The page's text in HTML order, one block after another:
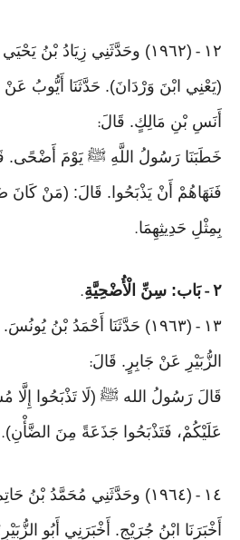
١٢ -
(١٩٦٢) وحَدَّثَنِي زِيَادُ بْنُ
(يَعْنِي ابْنَ وَرْدَانَ). حَدَّثَنَا أَيُّوبُ
أَنَسِ بْنِ مَالِكٍ. قَالَ:
خَطَبَنَا رَسُولُ اللَّهِ ﷺ يَوْمَ أَضْحًى.
فَنَهَاهُمْ أَنْ يَذْبَحُوا. قَالَ: (مَنْ كَانَ
بِمِثْلِ حَدِيثِهِمَا.
٢ -بَاب: سِنِّ الْأُضْحِيَّةِ.
١٣ -
(١٩٦٣) حَدَّثَنَا أَحْمَدُ بْنُ
الزُّبَيْرِ عَنْ جَابِرٍ. قَالَ:
قَالَ رَسُولُ الله ﷺ (لَا تَذْبَحُوا إِلَّا
عَلَيْكُمْ، فَتَذْبَحُوا جَذَعَةً مِنَ الضَّأْنِ).
١٤ -
(١٩٦٤) وحَدَّثَنِي مُحَمَّدُ بْنُ
أَخْبَرَنَا ابْنُ جُرَيْجٍ. أَخْبَرَنِي أَبُو